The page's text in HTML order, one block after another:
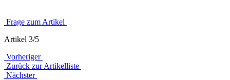
Frage zum Artikel
Artikel 3/5
Vorheriger
Zurück zur Artikelliste
Nächster